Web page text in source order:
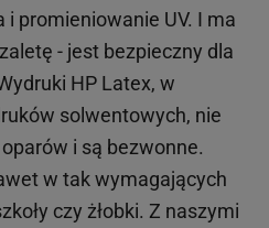
promieniowanie UV. I ma
- jest bezpieczny dla
HP Latex, w
solwentowych, nie
i są bezwonne.
w tak wymagających
czy żłobki. Z naszymi